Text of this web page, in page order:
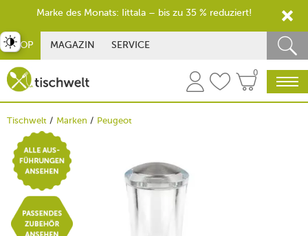
SHOP MAGAZIN SERVICE
0
Tischwelt Marken Peugeot
umschalten
Marke des Monats: Iittala – bis zu 35 % reduziert!